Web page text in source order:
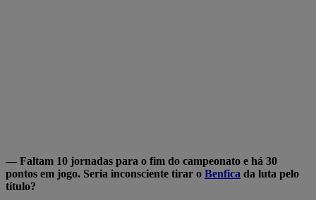
— Faltam 10 jornadas para o fim do campeonato e há 30
pontos em jogo. Seria inconsciente tirar o Benfica da luta pelo
título?